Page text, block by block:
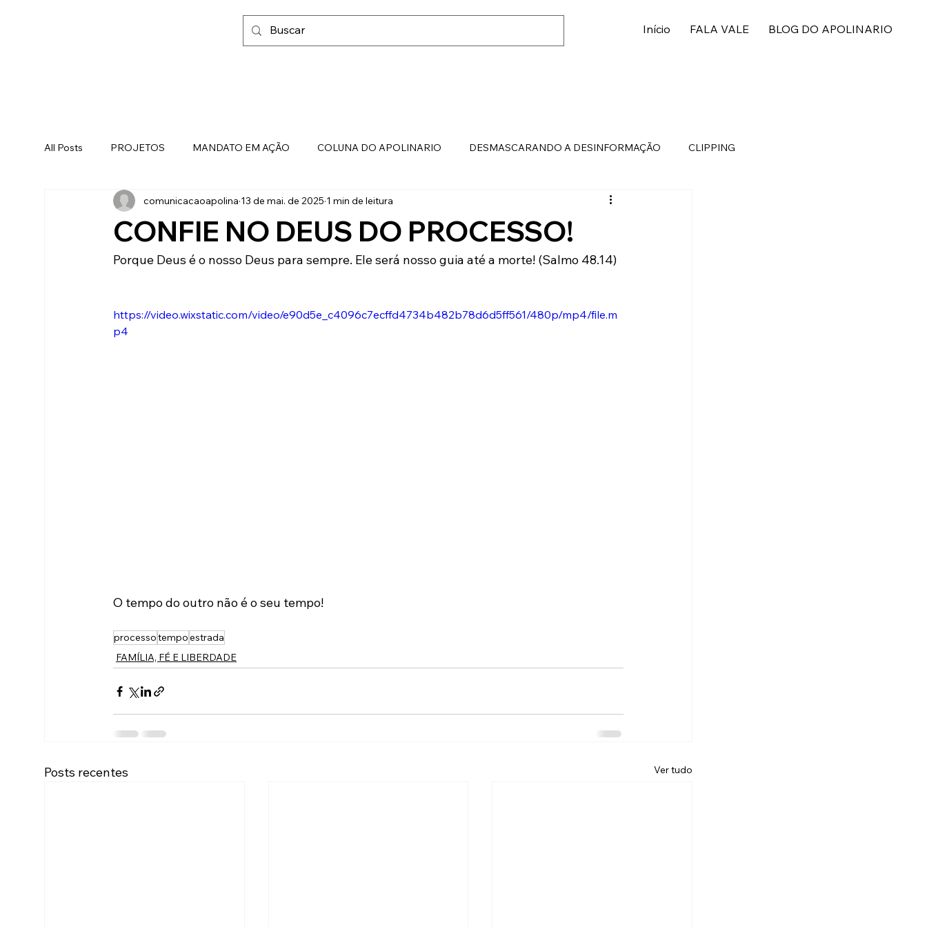
Início FALA VALE BLOG DO APOLINARIO
All Posts PROJETOS MANDATO EM AÇÃO COLUNA DO APOLINARIO DESMASCARANDO A DESINFORMAÇÃO CLIPPING
FAMÍLIA, FÉ E LIBERDADE
CONFIE NO DEUS DO PROCESSO!
comunicacaoapolina 13 de mai. de 2025 1 min de leitura
Porque Deus é o nosso Deus para sempre. Ele será nosso guia até a morte! (Salmo 48.14)
https://video.wixstatic.com/video/e90d5e_c4096c7ecffd4734b482b78d6d5ff561/480p/mp4/file.m
p4
O tempo do outro não é o seu tempo!
processotempoestrada
FAMÍLIA, FÉ E LIBERDADE
Posts recentes Ver tudo